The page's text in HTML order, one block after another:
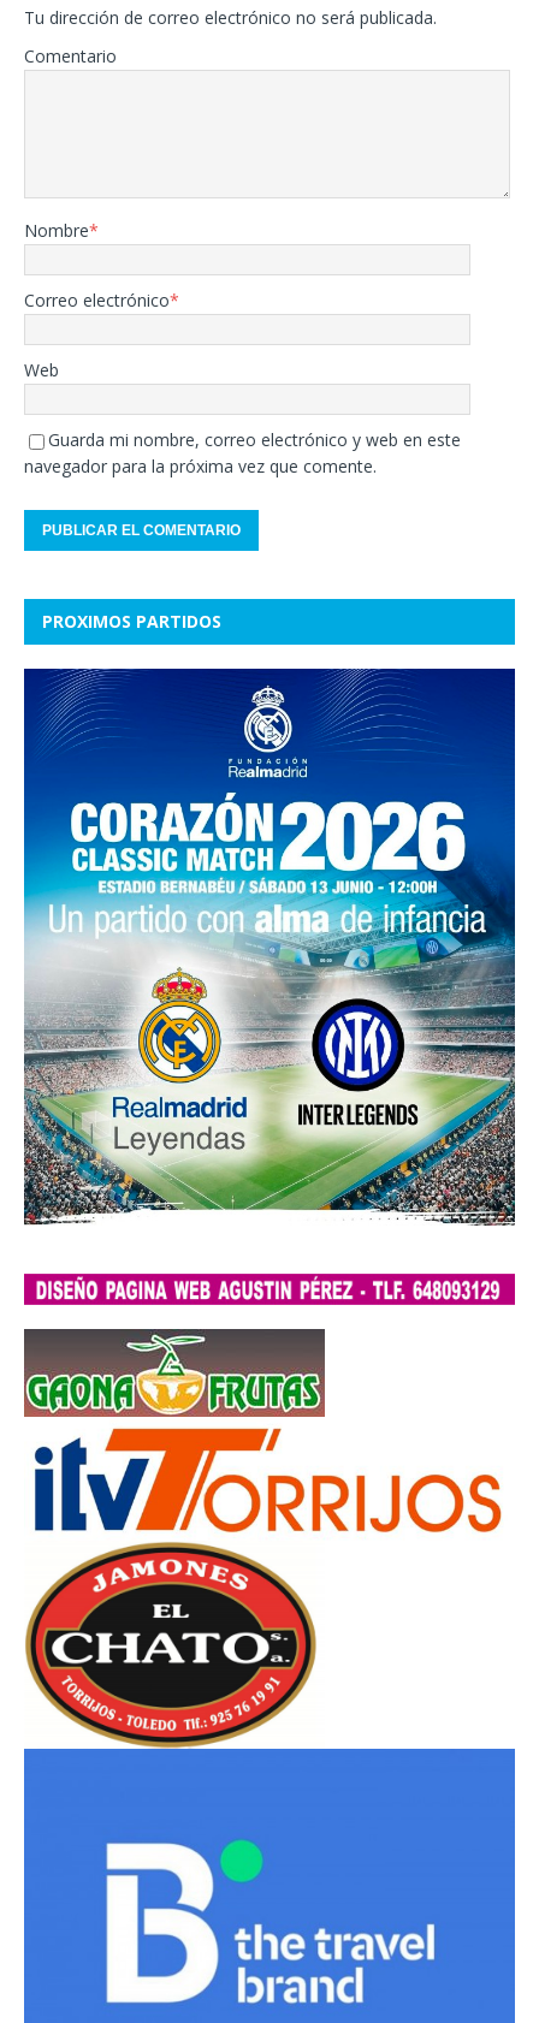
Tu dirección de correo electrónico no será publicada.
Comentario
Nombre*
Correo electrónico*
Web
Guarda mi nombre, correo electrónico y web en este
navegador para la próxima vez que comente.
PROXIMOS PARTIDOS